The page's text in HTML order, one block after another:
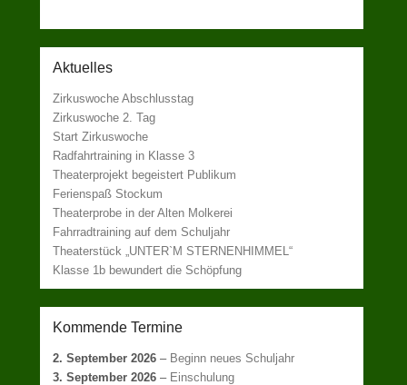
Aktuelles
Zirkuswoche Abschlusstag
Zirkuswoche 2. Tag
Start Zirkuswoche
Radfahrtraining in Klasse 3
Theaterprojekt begeistert Publikum
Ferienspaß Stockum
Theaterprobe in der Alten Molkerei
Fahrradtraining auf dem Schuljahr
Theaterstück „UNTER`M STERNENHIMMEL“
Klasse 1b bewundert die Schöpfung
Kommende Termine
2. September 2026 – Beginn neues Schuljahr
3. September 2026 – Einschulung